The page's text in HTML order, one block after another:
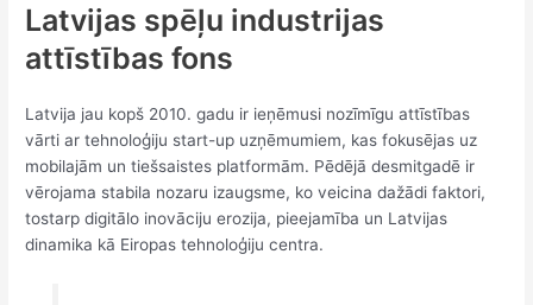
Latvijas spēļu industrijas
attīstības fons
Latvija jau kopš 2010. gadu ir ieņēmusi nozīmīgu attīstības
vārti ar tehnoloģiju start-up uzņēmumiem, kas fokusējas uz
mobilajām un tiešsaistes platformām. Pēdējā desmitgadē ir
vērojama stabila nozaru izaugsme, ko veicina dažādi faktori,
tostarp digitālo inovāciju erozija, pieejamība un Latvijas
dinamika kā Eiropas tehnoloģiju centra.